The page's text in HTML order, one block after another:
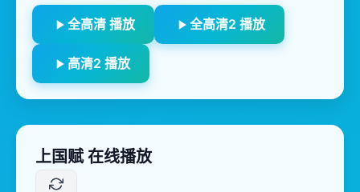
全高清 播放 全高清2 播放
高清2 播放
上国赋 在线播放